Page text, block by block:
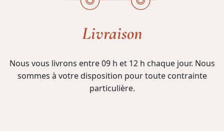
Livraison
Nous vous livrons entre 09 h et 12 h chaque jour. Nous
sommes à votre disposition pour toute contrainte
particulière.